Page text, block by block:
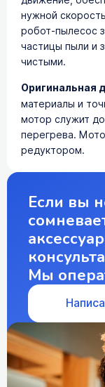
нужной
робот-пылесос
частицы пыли и
чистыми.
Оригинальная
материалы и
мотор служит
перегрева.
редуктором.
Если вы
Мы